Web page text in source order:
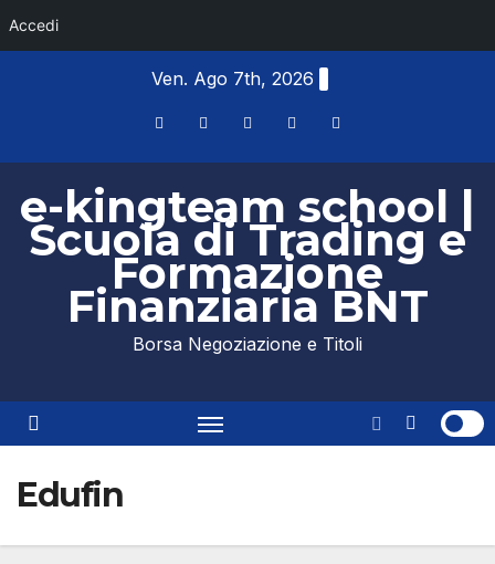
Accedi
Ven. Ago 7th, 2026
e-kingteam school |
Scuola di Trading e
Formazione
Finanziaria BNT
Borsa Negoziazione e Titoli
Edufin